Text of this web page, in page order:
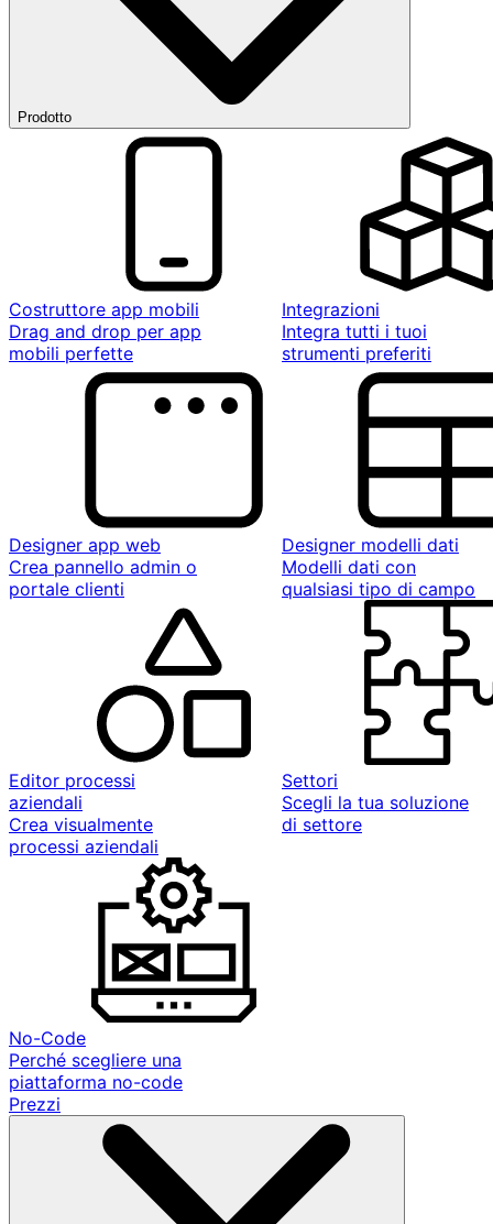
Prodotto
Costruttore app mobili
Drag and drop per app
mobili perfette
Integrazioni
Integra tutti i tuoi
strumenti preferiti
Designer app web
Crea pannello admin o
portale clienti
Designer modelli dati
Modelli dati con
qualsiasi tipo di campo
Editor processi
aziendali
Crea visualmente
processi aziendali
Settori
Scegli la tua soluzione
di settore
No-Code
Perché scegliere una
piattaforma no-code
Prezzi